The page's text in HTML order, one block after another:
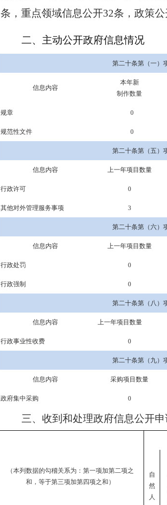
条， 重点领域信息公开32条， 政策
二、主动公开政府信息情况
第二十条第（一）
信息内容
本年新
制作数量
规章 0
规范性文件 0
第二十条第（五）
信息内容 上一年项目数量
行政许可 0
其他对外管理服务事项 3
第二十条第（六）
信息内容 上一年项目数量
行政处罚 0
行政强制 0
第二十条第（八）
信息内容 上一年项目数量
行政事业性收费 0
第二十条第（九）
信息内容 采购项目数量
政府集中采购 0
三、收到和处理政府信息公开
（本列数据的勾稽关系为：第一项加第二项之
和，等于第三项加第四项之和）
自
然
人